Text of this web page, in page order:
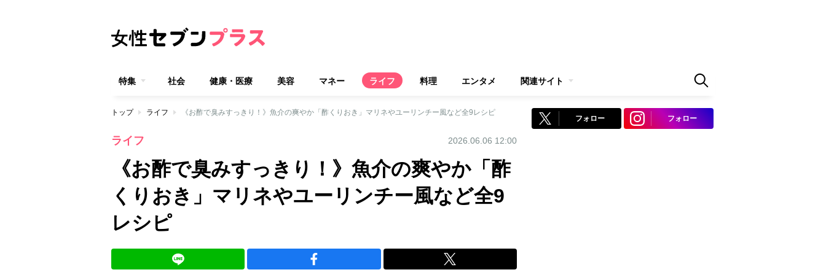
特集 社会 健康・医療 美容 マネー ライフ 料理 エンタメ 関連サイト
トップ ライフ 《お酢で臭みすっきり！》魚介の爽やか「酢くりおき」マリネやユーリンチー風など全9レシピ
ライフ 2026.06.06 12:00
《お酢で臭みすっきり！》魚介の爽やか「酢
くりおき」マリネやユーリンチー風など全9
レシピ
フォロー フォロー